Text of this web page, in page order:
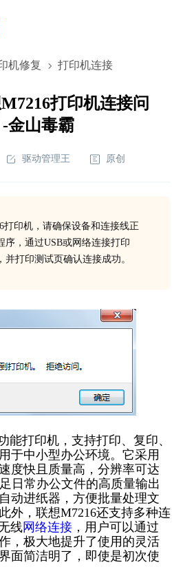
机修复 打印机连接
打印机连接问
金山毒霸
驱动管理王 原创
打印机，请确保设备和连接线正
序，通过USB或网络连接打印
打印测试页确认连接成功。
能打印机，支持打印、复印、
于中小型办公环境。它采用
度快且质量高，分辨率可达
日常办公文件的高质量输出
动进纸器，方便批量处理文
外，联想M7216还支持多种连
线网络连接，用户可以通过
，极大地提升了使用的灵活
面简洁明了，即使是初次使